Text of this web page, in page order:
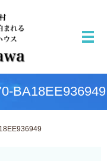
メ
BA18EE936949